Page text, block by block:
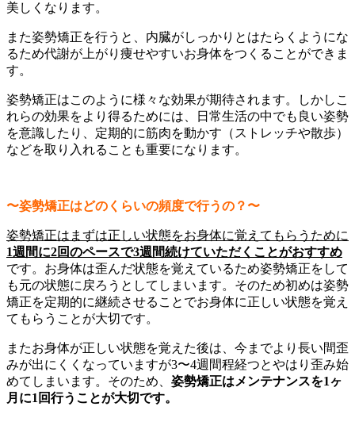
美しくなります。
また姿勢矯正を行うと、内臓がしっかりとはたらくようにな
るため代謝が上がり痩せやすいお身体をつくることができま
す。
姿勢矯正はこのように様々な効果が期待されます。しかしこ
れらの効果をより得るためには、日常生活の中でも良い姿勢
を意識したり、定期的に筋肉を動かす（ストレッチや散歩）
などを取り入れることも重要になります。
〜姿勢矯正はどのくらいの頻度で行うの？〜
姿勢矯正はまずは正しい状態をお身体に覚えてもらうために
1週間に2回のペースで3週間続けていただくことがおすすめ
です。お身体は歪んだ状態を覚えているため姿勢矯正をして
も元の状態に戻ろうとしてしまいます。そのため初めは姿勢
矯正を定期的に継続させることでお身体に正しい状態を覚え
てもらうことが大切です。
またお身体が正しい状態を覚えた後は、今までより長い間歪
みが出にくくなっていますが3〜4週間程経つとやはり歪み始
めてしまいます。そのため、 姿勢矯正はメンテナンスを1ヶ
月に1回行うことが大切です。